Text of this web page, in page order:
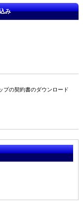
み
プの契約書のダウンロード